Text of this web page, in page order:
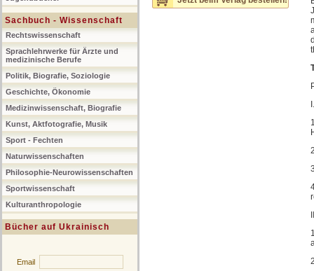
Sachbuch - Wissenschaft
Rechtswissenschaft
Sprachlehrwerke für Ärzte und
medizinische Berufe
Politik, Biografie, Soziologie
Geschichte, Ökonomie
Medizinwissenschaft, Biografie
Kunst, Aktfotografie, Musik
Sport - Fechten
Naturwissenschaften
Philosophie-Neurowissenschaften
Sportwissenschaft
Kulturanthropologie
Bücher auf Ukrainisch
Email